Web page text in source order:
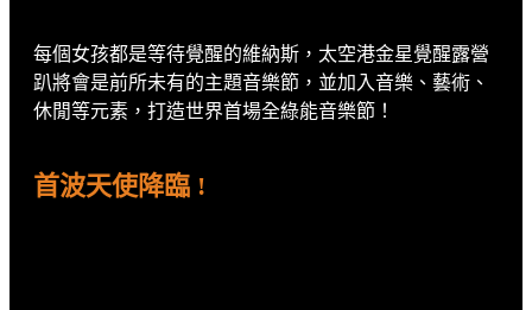
每個女孩都是等待覺醒的維納斯，太空港金星覺醒露營
趴將會是前所未有的主題音樂節，並加入音樂、藝術、
休閒等元素，打造世界首場全綠能音樂節！
首波天使降臨 !